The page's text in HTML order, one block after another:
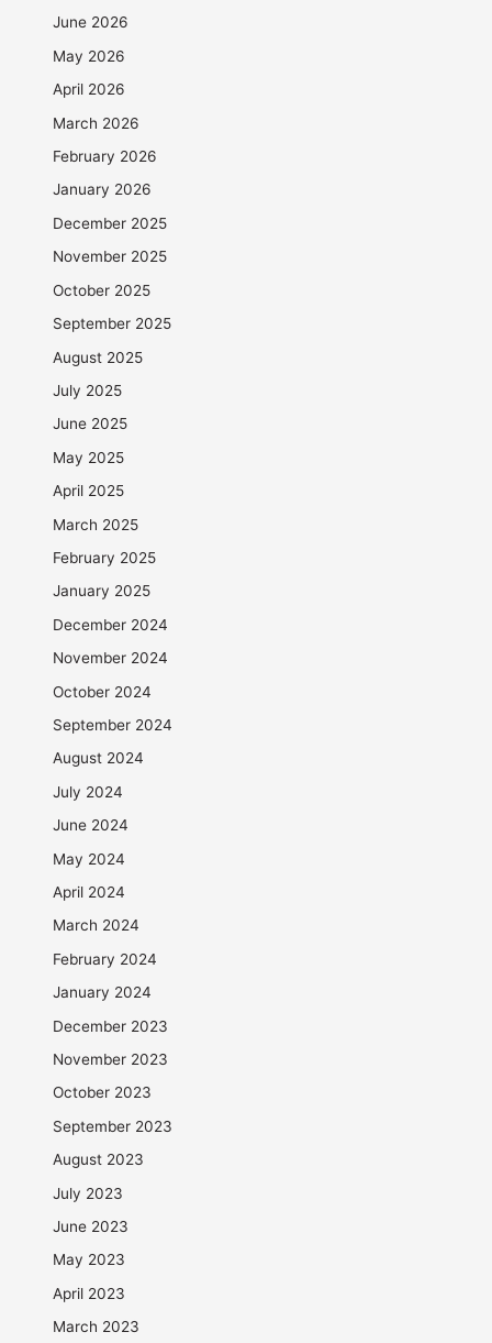
June 2026
May 2026
April 2026
March 2026
February 2026
January 2026
December 2025
November 2025
October 2025
September 2025
August 2025
July 2025
June 2025
May 2025
April 2025
March 2025
February 2025
January 2025
December 2024
November 2024
October 2024
September 2024
August 2024
July 2024
June 2024
May 2024
April 2024
March 2024
February 2024
January 2024
December 2023
November 2023
October 2023
September 2023
August 2023
July 2023
June 2023
May 2023
April 2023
March 2023